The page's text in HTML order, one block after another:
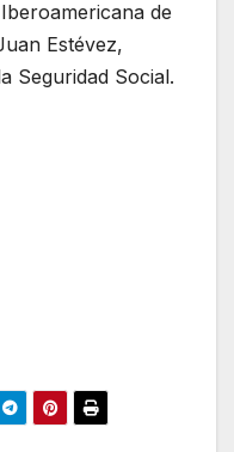
de
Estévez,
Seguridad Social.